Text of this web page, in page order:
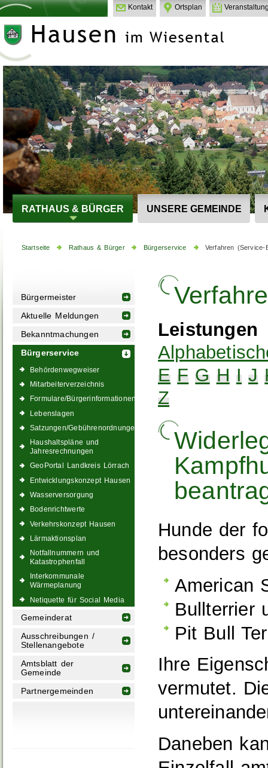
Kontakt Ortsplan
RATHAUS & BÜRGER UNSERE GEMEINDE
Startseite Rathaus & Bürger Bürgerservice Verfahren (Service-
Bürgermeister
Aktuelle Meldungen
Bekanntmachungen
Bürgerservice
Behördenwegweiser
Mitarbeiterverzeichnis
Formulare/Bürgerinformationen
Lebenslagen
Satzungen/Gebührenordnungen
Haushaltspläne und
Jahresrechnungen
GeoPortal Landkreis Lörrach
Entwicklungskonzept Hausen
Wasserversorgung
Bodenrichtwerte
Verkehrskonzept Hausen
Lärmaktionsplan
Notfallnummern und
Katastrophenfall
Interkommunale
Wärmeplanung
Netiquette für Social Media
Gemeinderat
Ausschreibungen /
Stellenangebote
Amtsblatt der
Gemeinde
Partnergemeinden
Leistungen
E F G H I J
Z
Hunde der
besonders
American
Bullterrier
Pit Bull
Ihre
vermutet.
Daneben